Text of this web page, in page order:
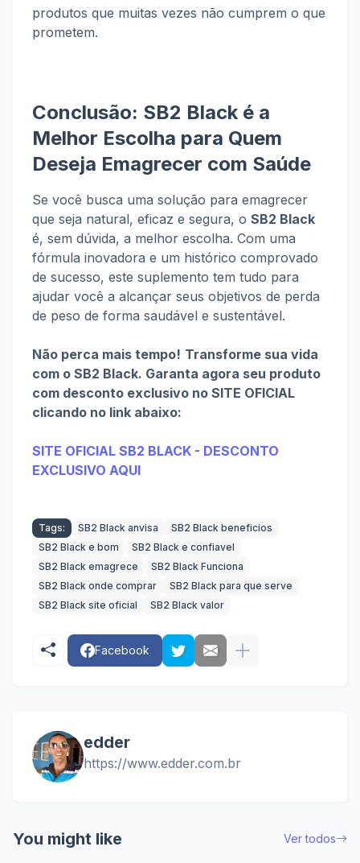
produtos que muitas vezes não cumprem o que
prometem.
Conclusão: SB2 Black é a
Melhor Escolha para Quem
Deseja Emagrecer com Saúde
Se você busca uma solução para emagrecer
que seja natural, eficaz e segura, o SB2 Black
é, sem dúvida, a melhor escolha. Com uma
fórmula inovadora e um histórico comprovado
de sucesso, este suplemento tem tudo para
ajudar você a alcançar seus objetivos de perda
de peso de forma saudável e sustentável.
Não perca mais tempo! Transforme sua vida
com o SB2 Black. Garanta agora seu produto
com desconto exclusivo no SITE OFICIAL
clicando no link abaixo:
SITE OFICIAL SB2 BLACK - DESCONTO
EXCLUSIVO AQUI
Tags: SB2 Black anvisa
SB2 Black beneficios
SB2 Black e bom
SB2 Black e confiavel
SB2 Black emagrece
SB2 Black Funciona
SB2 Black onde comprar
SB2 Black para que serve
SB2 Black site oficial
SB2 Black valor
Facebook
edder
https://www.edder.com.br
You might like Ver todos